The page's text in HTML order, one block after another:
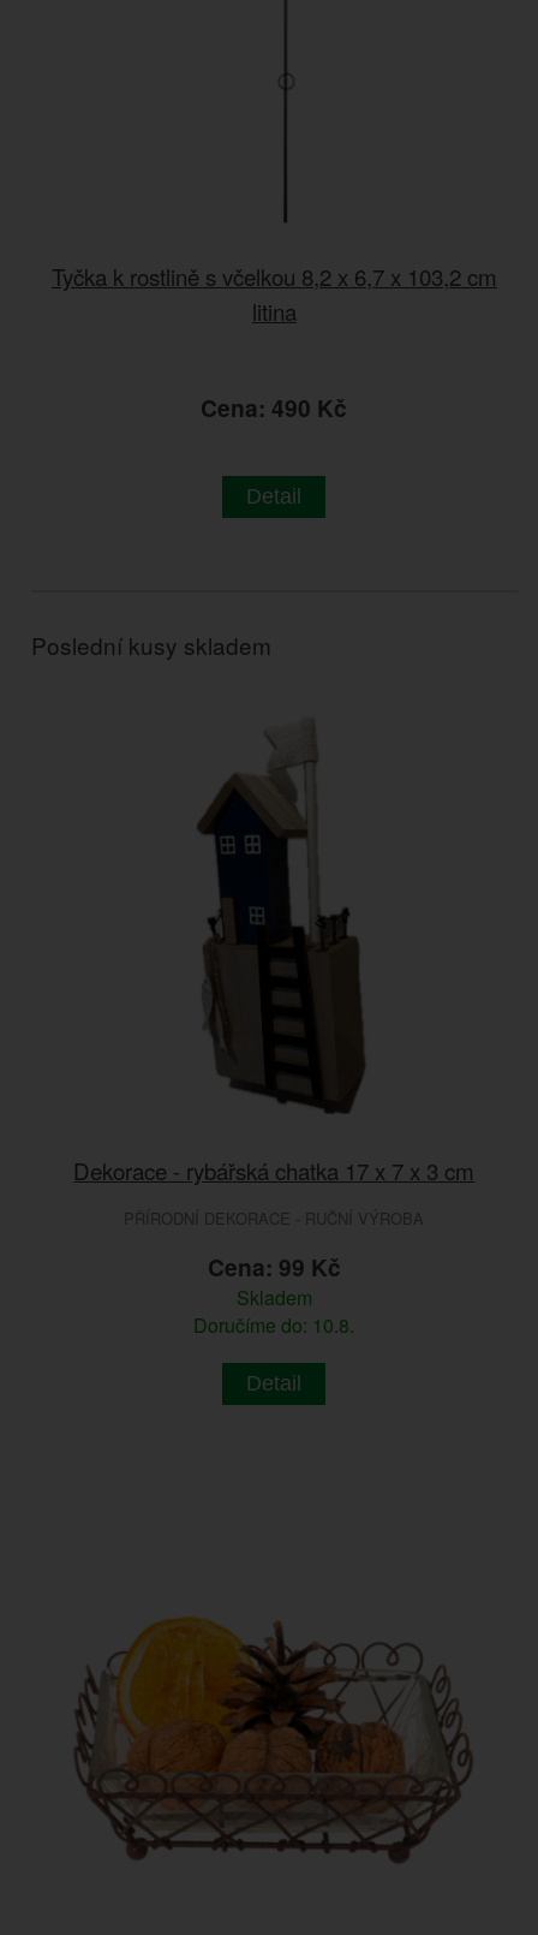
Tyčka k rostlině s včelkou 8,2 x 6,7 x 103,2 cm
litina
Cena: 490 Kč
Detail
Poslední kusy skladem
Dekorace - rybářská chatka 17 x 7 x 3 cm
PŘÍRODNÍ DEKORACE - RUČNÍ VÝROBA
Cena: 99 Kč
Skladem
Doručíme do: 10.8.
Detail